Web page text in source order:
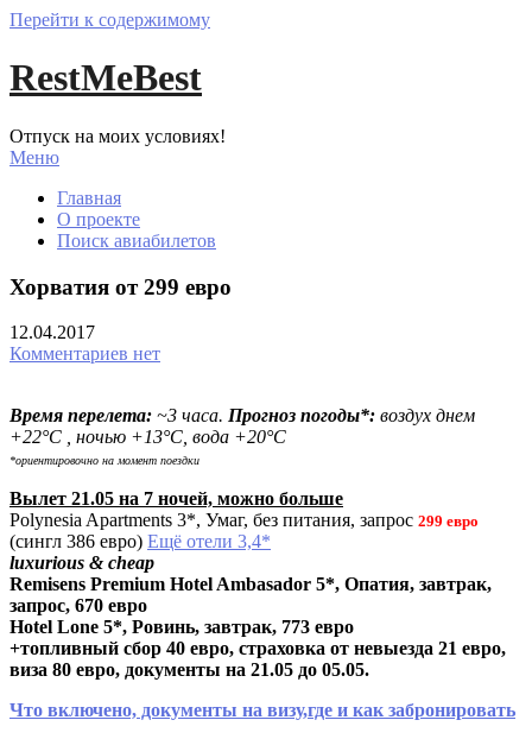
Перейти к содержимому
RestMeBest
Отпуск на моих условиях!
Меню
Главная
О проекте
Поиск авиабилетов
Хорватия от 299 евро
12.04.2017
Комментариев нет
Время перелета: ~3 часа. Прогноз погоды*: воздух днем
+22°С , ночью +13°С, вода +20°С
*ориентировочно на момент поездки
Вылет 21.05 на 7 ночей, можно больше
Polynesia Apartments 3*, Умаг, без питания, запрос 299 евро
(сингл 386 евро) Ещё отели 3,4*
luxurious & cheap
Remisens Premium Hotel Ambasador 5*, Опатия, завтрак,
запрос, 670 евро
Hotel Lone 5*, Ровинь, завтрак, 773 евро
+топливный сбор 40 евро, страховка от невыезда 21 евро,
виза 80 евро, документы на 21.05 до 05.05.
Что включено, документы на визу,где и как забронировать